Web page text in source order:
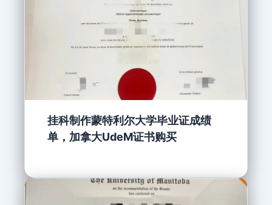
挂科制作蒙特利尔大学毕业证成绩
单，加拿大UdeM证书购买